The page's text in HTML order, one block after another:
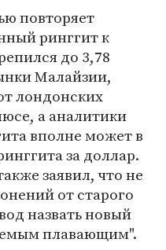
повторяет
ринггит к
до 3,78
Малайзии,
лондонских
а аналитики
вполне может в
за доллар.
заявил, что не
от старого
назвать новый
плавающим".